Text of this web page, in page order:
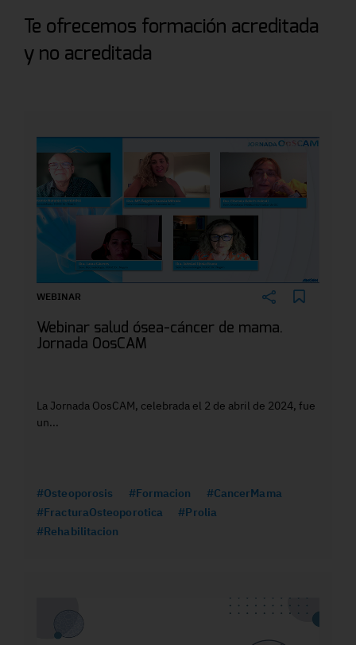
Te ofrecemos formación acreditada
y no acreditada
WEBINAR
Webinar salud ósea-cáncer de mama.
Jornada OosCAM
La Jornada OosCAM, celebrada el 2 de abril de 2024, fue
un...
#Osteoporosis #Formacion
#CancerMama
#FracturaOsteoporotica
#Prolia
#Rehabilitacion